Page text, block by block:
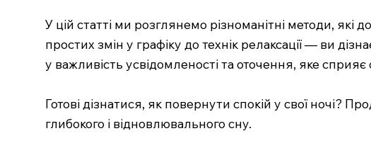
У цій статті ми розглянемо різноманітні методи,
простих змін у графіку до технік релаксації — ви
у важливість усвідомленості та оточення, яке
Готові дізнатися, як повернути спокій у свої ночі?
глибокого і відновлювального сну.